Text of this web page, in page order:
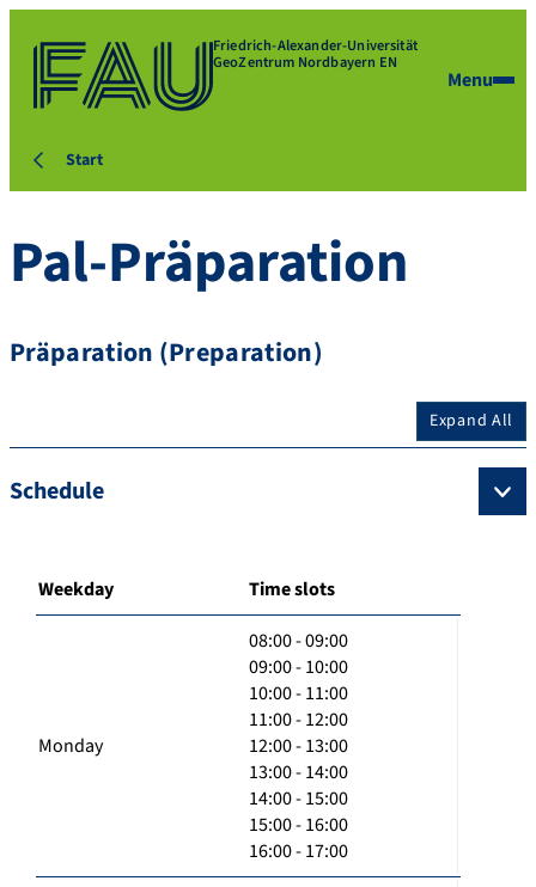
Friedrich-Alexander-Universität
GeoZentrum Nordbayern EN
Menu
Start
Pal-Präparation
Präparation (Preparation)
Expand All
Schedule
Weekday Time slots
Monday
08:00 - 09:00
09:00 - 10:00
10:00 - 11:00
11:00 - 12:00
12:00 - 13:00
13:00 - 14:00
14:00 - 15:00
15:00 - 16:00
16:00 - 17:00